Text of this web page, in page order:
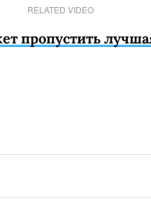
RELATED VIDEO
пропустить